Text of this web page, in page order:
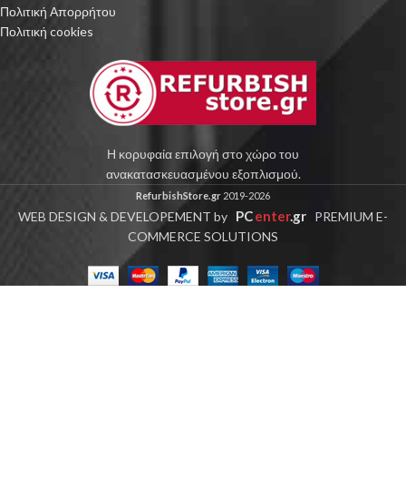
Πολιτική Απορρήτου
Πολιτική cookies
Η κορυφαία επιλογή στο χώρο του
ανακατασκευασμένου εξοπλισμού.
RefurbishStore.gr 2019-2026
WEB DESIGN & DEVELOPEMENT by PCenter.gr PREMIUM E-
COMMERCE SOLUTIONS